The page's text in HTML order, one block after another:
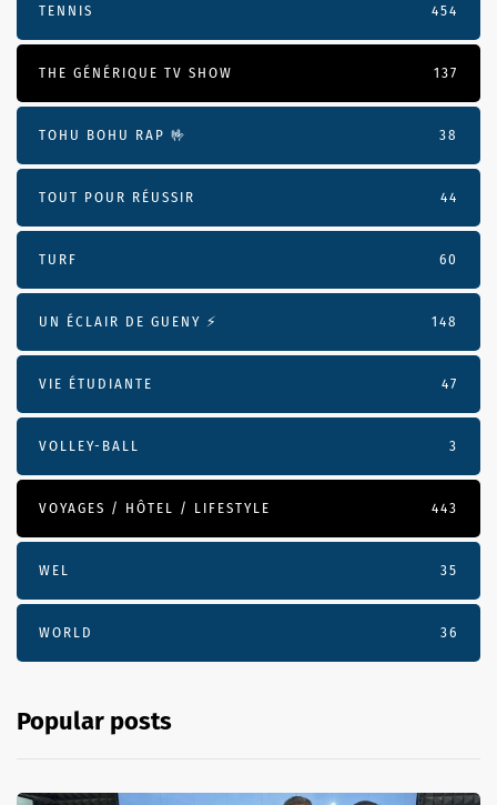
TENNIS 454
THE GÉNÉRIQUE TV SHOW 137
TOHU BOHU RAP 🤟 38
TOUT POUR RÉUSSIR 44
TURF 60
UN ÉCLAIR DE GUENY ⚡️ 148
VIE ÉTUDIANTE 47
VOLLEY-BALL 3
VOYAGES / HÔTEL / LIFESTYLE 443
WEL 35
WORLD 36
Popular posts